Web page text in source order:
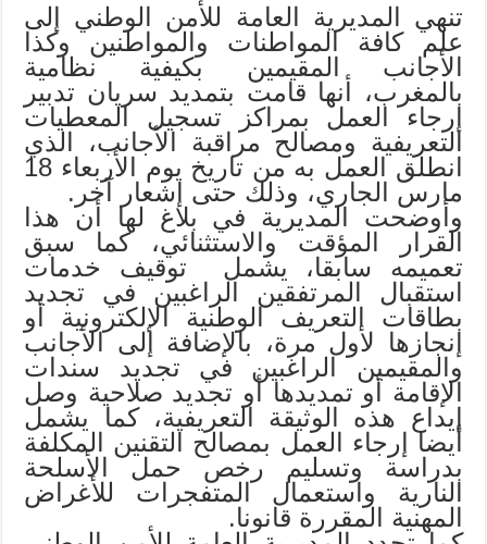
تنهي المديرية العامة للأمن الوطني إلى
علم كافة المواطنات والمواطنين وكذا
الأجانب المقيمين بكيفية نظامية
بالمغرب، أنها قامت بتمديد سريان تدبير
إرجاء العمل بمراكز تسجيل المعطيات
التعريفية ومصالح مراقبة الأجانب، الذي
انطلق العمل به من تاريخ يوم الأربعاء 18
مارس الجاري، وذلك حتى إشعار آخر.
وأوضحت المديرية في بلاغ لها أن هذا
القرار المؤقت والاستثنائي، كما سبق
تعميمه سابقا، يشمل توقيف خدمات
استقبال المرتفقين الراغبين في تجديد
بطاقات التعريف الوطنية الإلكترونية أو
إنجازها لأول مرة، بالإضافة إلى الأجانب
والمقيمين الراغبين في تجديد سندات
الإقامة أو تمديدها أو تجديد صلاحية وصل
إيداع هذه الوثيقة التعريفية، كما يشمل
أيضا إرجاء العمل بمصالح التقنين المكلفة
بدراسة وتسليم رخص حمل الأسلحة
النارية واستعمال المتفجرات للأغراض
المهنية المقررة قانونا.